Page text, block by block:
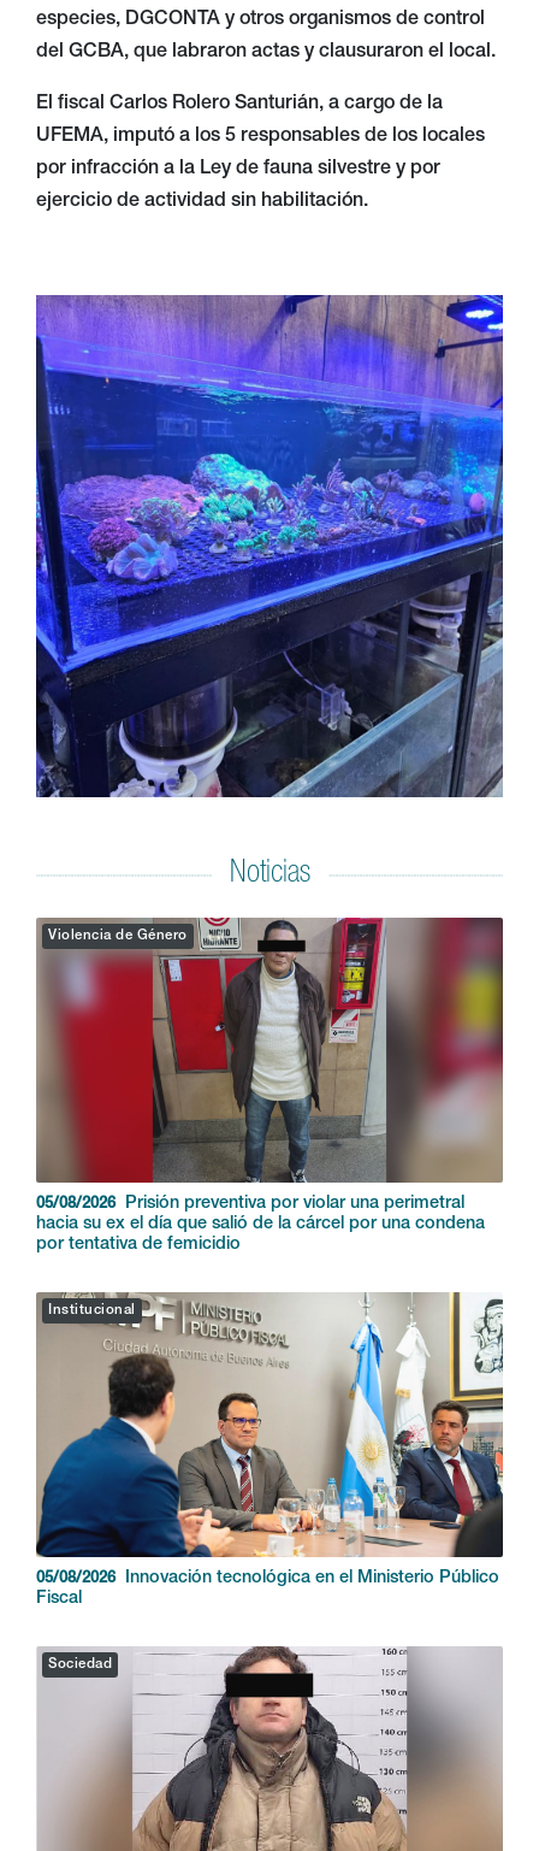
especies, DGCONTA y otros organismos de control
del GCBA, que labraron actas y clausuraron el local.
El fiscal Carlos Rolero Santurián, a cargo de la
UFEMA, imputó a los 5 responsables de los locales
por infracción a la Ley de fauna silvestre y por
ejercicio de actividad sin habilitación.
Noticias
Violencia de Género
05/08/2026
Prisión preventiva por violar una perimetral
hacia su ex el día que salió de la cárcel por una condena
por tentativa de femicidio
Institucional
05/08/2026
Innovación tecnológica en el Ministerio Público
Fiscal
Sociedad